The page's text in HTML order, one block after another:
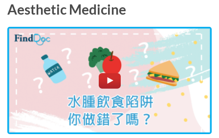
Aesthetic Medicine